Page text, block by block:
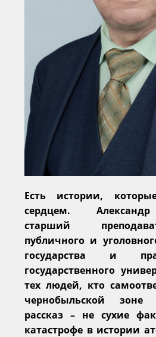
Есть истории,
сердцем.
старший
публичного и
государства и
государственного
тех людей, кто
чернобыльской зоне
рассказ – не сухие
катастрофе в истории